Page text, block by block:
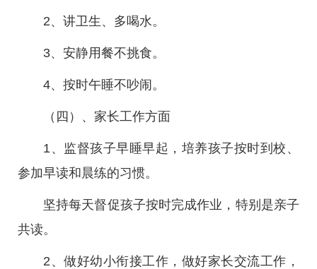
2、讲卫生、多喝水。
3、安静用餐不挑食。
4、按时午睡不吵闹。
（四）、家长工作方面
1、监督孩子早睡早起，培养孩子按时到校、
参加早读和晨练的习惯。
坚持每天督促孩子按时完成作业，特别是亲子
共读。
2、做好幼小衔接工作，做好家长交流工作，